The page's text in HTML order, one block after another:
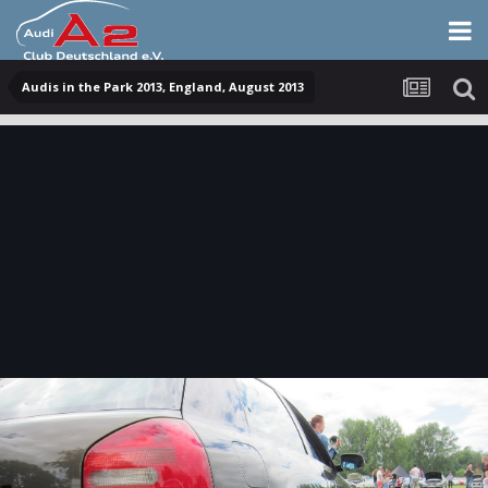
Audis in the Park 2013, England, August 2013